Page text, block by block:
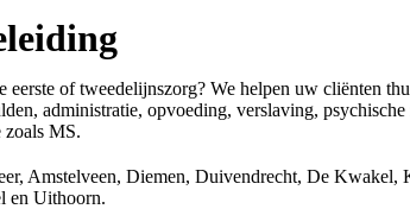
eerste of tweedelijnszorg? We helpen uw cliënten
administratie, opvoeding, verslaving,
zoals MS.
Amstelveen, Diemen, Duivendrecht, De Kwakel,
en Uithoorn.